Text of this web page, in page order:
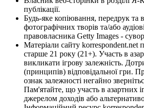
публікації.
Будь-яке копіювання, передрук та
фотографічних творів та/або
правовласника Getty Images -
Матеріали сайту korrespondent.net
старше 21 року (21+). Участь в
викликати ігрову залежність.
(принципів) відповідальної гри.
ознак залежності негайно
Пам'ятайте, що участь в азартних
джерелом доходів або